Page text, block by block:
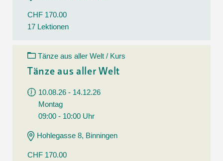
CHF 170.00
17 Lektionen
Tänze aus aller Welt / Kurs
Tänze aus aller Welt
10.08.26 - 14.12.26
Montag
09:00 - 10:00 Uhr
Hohlegasse 8, Binningen
CHF 170.00